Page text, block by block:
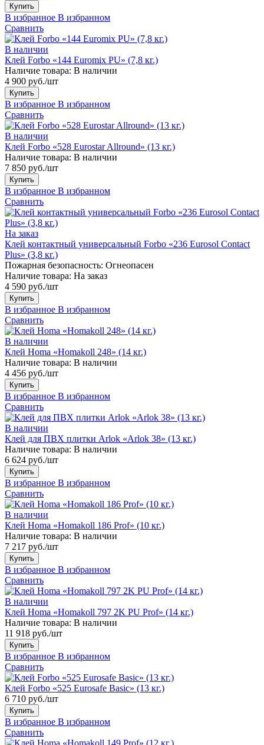
Купить
В избранное В избранном
Сравнить
В наличии
Клей Forbo «144 Euromix PU» (7,8 кг.)
Наличие товара: В наличии
4 900 руб./шт
Купить
В избранное В избранном
Сравнить
В наличии
Клей Forbo «528 Eurostar Allround» (13 кг.)
Наличие товара: В наличии
7 850 руб./шт
Купить
В избранное В избранном
Сравнить
На заказ
Клей контактный универсальный Forbo «236 Eurosol Contact
Plus» (3,8 кг.)
Пожарная безопасность: Огнеопасен
Наличие товара: На заказ
4 590 руб./шт
Купить
В избранное В избранном
Сравнить
В наличии
Клей Homa «Homakoll 248» (14 кг.)
Наличие товара: В наличии
4 456 руб./шт
Купить
В избранное В избранном
Сравнить
В наличии
Клей для ПВХ плитки Arlok «Arlok 38» (13 кг.)
Наличие товара: В наличии
6 624 руб./шт
Купить
В избранное В избранном
Сравнить
В наличии
Клей Homa «Homakoll 186 Prof» (10 кг.)
Наличие товара: В наличии
7 217 руб./шт
Купить
В избранное В избранном
Сравнить
В наличии
Клей Homa «Homakoll 797 2K PU Prof» (14 кг.)
Наличие товара: В наличии
11 918 руб./шт
Купить
В избранное В избранном
Сравнить
Клей Forbo «525 Eurosafe Basic» (13 кг.)
6 710 руб./шт
Купить
В избранное В избранном
Сравнить